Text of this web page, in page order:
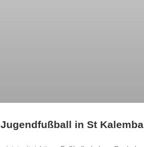
Jugendfußball in St Kalemba